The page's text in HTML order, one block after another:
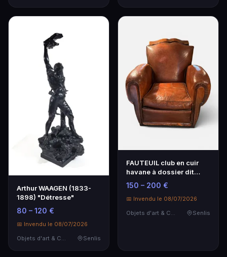
Arthur WAAGEN (1833-
1898) "Détresse"
80 – 120 €
📅 Invendu le 08/07/2026
Objets d'art & Curiosités
Senlis
FAUTEUIL club en cuir
havane à dossier dit
moustache.
150 – 200 €
📅 Invendu le 08/07/2026
Objets d'art & Curiosités
Senlis